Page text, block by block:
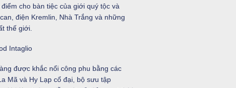
cho bàn tiệc của giới quý tộc và
điện Kremlin, Nhà Trắng và những
thế giới.
Intaglio
được khắc nổi công phu bằng các
Mã và Hy Lạp cổ đại, bộ sưu tập